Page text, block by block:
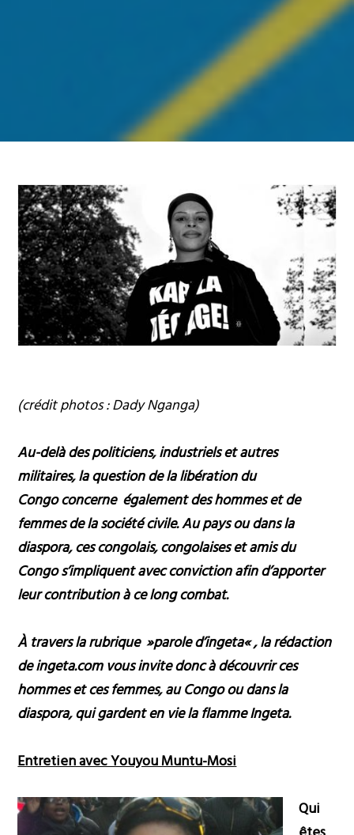
(crédit photos : Dady Nganga)
Au-delà des politiciens, industriels et autres
militaires, la question de la libération du
Congo concerne également des hommes et de
femmes de la société civile. Au pays ou dans la
diaspora, ces congolais, congolaises et amis du
Congo s’impliquent avec conviction afin d’apporter
leur contribution à ce long combat.
À travers la rubrique »parole d’ingeta« , la rédaction
de ingeta.com vous invite donc à découvrir ces
hommes et ces femmes, au Congo ou dans la
diaspora, qui gardent en vie la flamme Ingeta.
Entretien avec Youyou Muntu-Mosi
Qui